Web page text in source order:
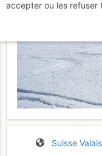
Suisse Valais
accepter ou les refuser